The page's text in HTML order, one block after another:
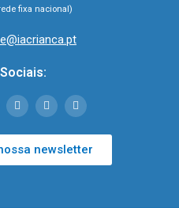
fixa nacional)
newsletter